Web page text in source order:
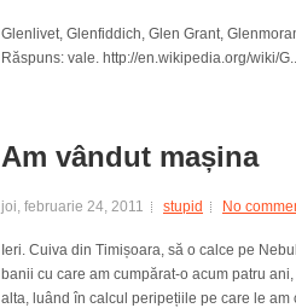
Glenlivet, Glenfiddich, Glen Grant,
Răspuns: vale. http://en.wikipedia.org/wiki/
Am vândut mașina
joi, februarie 24, 2011 stupid No
Ieri. Cuiva din Timișoara, să o calce pe
banii cu care am cumpărat-o acum patru
alta, luând în calcul peripețiile pe care le